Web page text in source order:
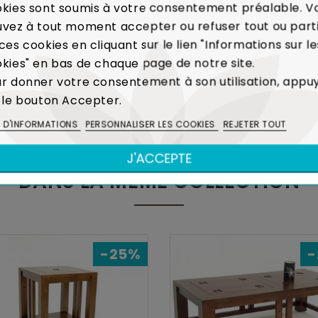
En cas de défaut majeur sur un produit
votre meuble.Voir Charte de Qualité
la production de caoutchouc, l'Hévéa était un arbre
de meubles contribue ainsi à limiter
Voir Bois et Environnement
DANS LA MÊME COLLECTION
-25% -
sont soumis à votre consentement préalable.
à tout moment accepter ou refuser tout ou
cookies en cliquant sur le lien "Informations sur
en bas de chaque page de notre site.
donner votre consentement à son utilisation,
bouton Accepter.
D'INFORMATIONS PERSONNALISER LES COOKIES REJETER TOUT
J'ACCEPTE